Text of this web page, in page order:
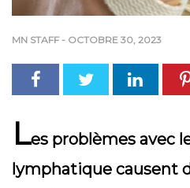
MN STAFF - OCTOBRE 30, 2023
Les problèmes avec
lymphatique causent